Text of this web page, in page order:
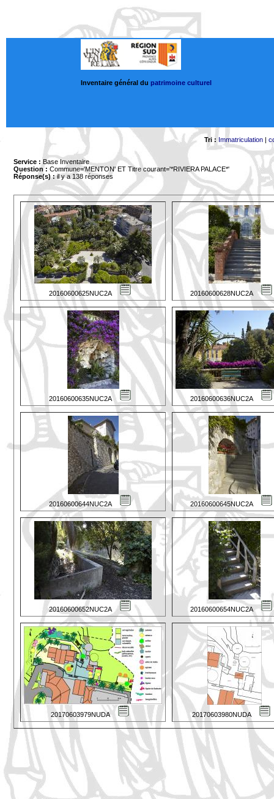
Inventaire général du patrimoine culturel
Tri : Immatriculation|
Service : Base Inventaire
Question : Commune='MENTON' ET Titre courant='*RIVIERA PALACE*'
Réponse(s) :il y a 138 réponses
20160600625NUC2A 20160600628NUC2A
20160600635NUC2A 20160600636NUC2A
20160600644NUC2A 20160600645NUC2A
20160600652NUC2A 20160600654NUC2A
20170603979NUDA 20170603980NUDA